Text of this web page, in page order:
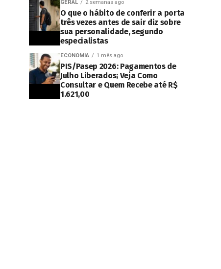
GERAL 2 semanas ago
O que o hábito de conferir a porta
três vezes antes de sair diz sobre
sua personalidade, segundo
especialistas
ECONOMIA 1 mês ago
PIS/Pasep 2026: Pagamentos de
Julho Liberados; Veja Como
Consultar e Quem Recebe até R$
1.621,00